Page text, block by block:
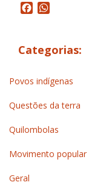
Facebook
Categorias:
Povos indígenas
Questões da terra
Quilombolas
Movimento popular
Geral